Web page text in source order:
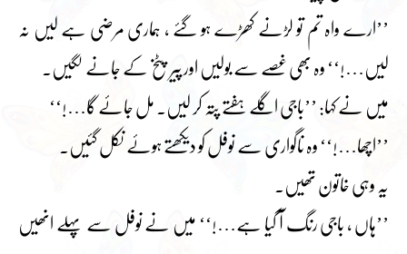
’’ارے واہ تم تو لڑنے کھڑے ہو گئے ، ہماری مرضی ہے لیں نہ
لیں…!‘‘ وہ بھی غصے سے بولیں اور پیر پٹخ کے جانے لگیں۔
میں نے کہا: ’’باجی اگلے ہفتے پتہ کر لیں۔ مل جائے گا…!‘‘
’’اچھا…!‘‘ وہ ناگواری سے نوفل کو دیکھتے ہوئے نکل گئیں۔
یہ وہی خاتون تھیں۔
’’ہاں ، باجی رنگ آ گیا ہے…!‘‘ میں نے نوفل سے پہلے انھیں